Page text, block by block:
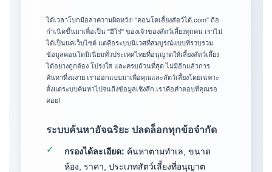
ได้เวลาโบกมือลาความผิดหวัง! "คอนโดเลี้ยงสัตว์ได้.com" ถือ
กำเนิดขึ้นมาเพื่อเป็น "ฮีโร่" ของเจ้าของสัตว์เลี้ยงทุกคน เราไม่
ได้เป็นแค่เว็บไซต์ แต่คือระบบนิเวศที่สมบูรณ์แบบที่รวบรวม
ข้อมูลคอนโดมิเนียมทั่วประเทศไทยที่อนุญาตให้เลี้ยงสัตว์เลี้ยง
ได้อย่างถูกต้อง โปร่งใส และครบถ้วนที่สุด ไม่มีอีกแล้วการ
ค้นหาที่งมงาย เราออกแบบมาเพื่อคุณและสัตว์เลี้ยงโดยเฉพาะ
ตั้งแต่ระบบค้นหาไปจนถึงข้อมูลเชิงลึก เราคือคำตอบที่คุณรอ
คอย!
ระบบค้นหาอัจฉริยะ ปลดล็อกทุกข้อจำกัด
✓
กรองได้ละเอียด: ค้นหาตามทำเล, ขนาด
ห้อง, ราคา, ประเภทสัตว์เลี้ยงที่อนุญาต